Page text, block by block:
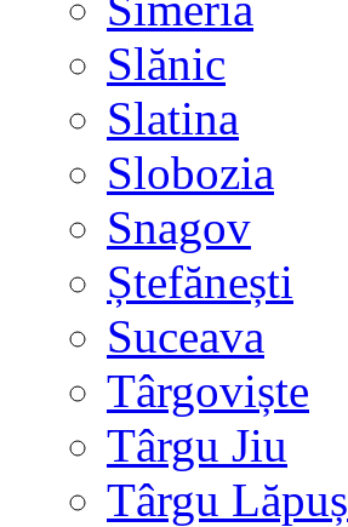
Slănic
Slatina
Slobozia
Snagov
Ștefănești
Suceava
Târgoviște
Târgu Jiu
Târgu Lăpuș